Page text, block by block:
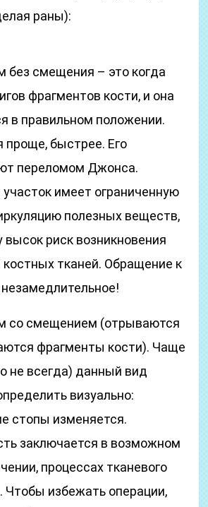
раны):
без смещения – это когда
фрагментов кости, и она
в правильном положении.
проще, быстрее. Его
переломом Джонса.
имеет ограниченную
полезных веществ,
высок риск возникновения
костных тканей. Обращение к
со смещением (отрываются
фрагменты кости). Чаще
не всегда) данный вид
визуально:
стопы изменяется.
заключается в возможном
процессах тканевого
Чтобы избежать операции,